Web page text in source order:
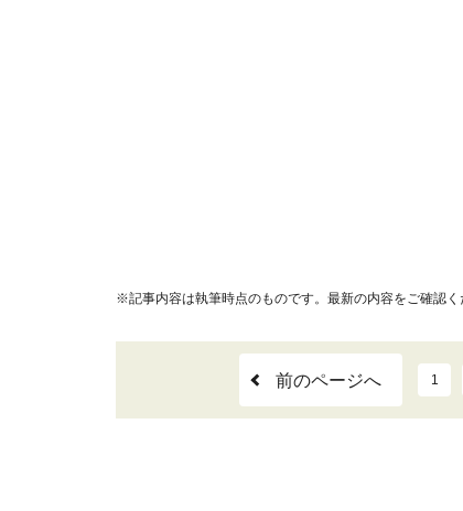
※記事内容は執筆時点のものです。最新の内容をご確認く
前のページへ 1